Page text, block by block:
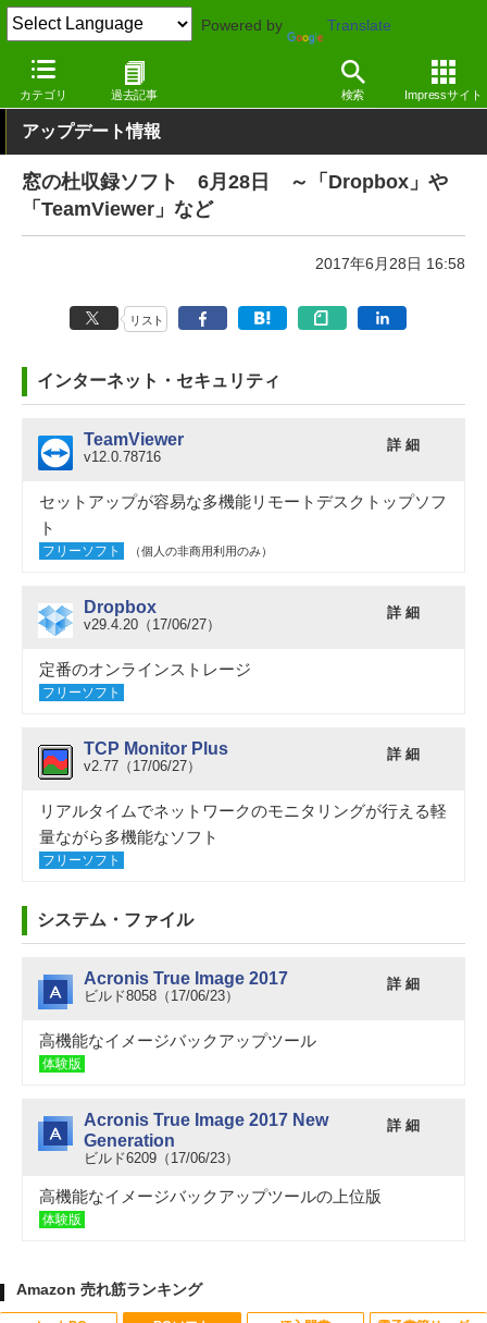
Powered by Translate
カテゴリ 過去記事 検索 Impressサイト
窓の杜 その他の話題 アップデート
アップデート情報
窓の杜収録ソフト 6月28日 ～「Dropbox」や
「TeamViewer」など
2017年6月28日 16:58
リスト
インターネット・セキュリティ
TeamViewer
v12.0.78716
詳 細
セットアップが容易な多機能リモートデスクトップソフ
ト
フリーソフト （個人の非商用利用のみ）
Dropbox
v29.4.20（17/06/27）
詳 細
定番のオンラインストレージ
フリーソフト
TCP Monitor Plus
v2.77（17/06/27）
詳 細
リアルタイムでネットワークのモニタリングが行える軽
量ながら多機能なソフト
フリーソフト
システム・ファイル
Acronis True Image 2017
ビルド8058（17/06/23）
詳 細
高機能なイメージバックアップツール
体験版
Acronis True Image 2017 New
Generation
ビルド6209（17/06/23）
詳 細
高機能なイメージバックアップツールの上位版
体験版
Amazon 売れ筋ランキング